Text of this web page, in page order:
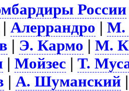
России
|Алеррандро |М.
| Э. Кармо |М.
|Мойзес |Т.
|А. Шуманский |